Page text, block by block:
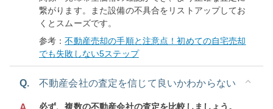
繋がります。また設備の不具合をリストアップしてお
くとスムーズです。
参考：不動産売却の手順と注意点！初めての自宅売却
でも失敗しない5ステップ
Q. 不動産会社の査定を信じて良いかわからない
必ず、複数の不動産会社の査定を比較しましょう。